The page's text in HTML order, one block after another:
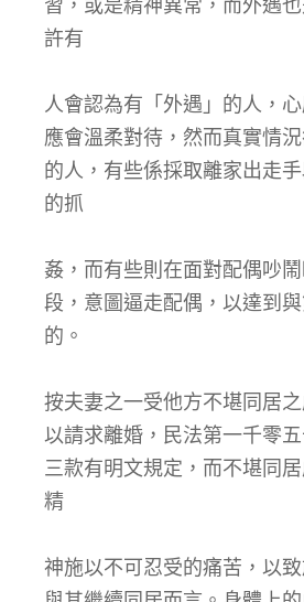
習，或是精神異常，而外遇
許有
人會認為有「外遇」的人，
應會溫柔對待，然而真實情
的人，有些係採取離家出走
的抓
姦，而有些則在面對配偶吵
段，意圖逼走配偶，以達到
的。
按夫妻之一受他方不堪同居之
以請求離婚，民法第一千零
三款有明文規定，而不堪同
精
神施以不可忍受的痛苦，以